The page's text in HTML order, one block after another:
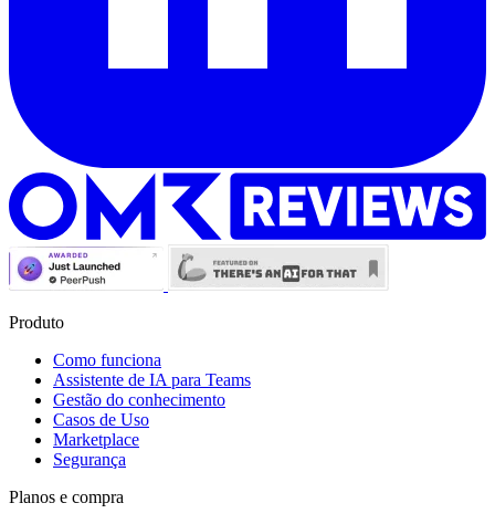
Produto
Como funciona
Assistente de IA para Teams
Gestão do conhecimento
Casos de Uso
Marketplace
Segurança
Planos e compra